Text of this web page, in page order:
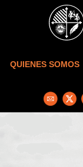
Skip to main content
QUIENES SOMOS